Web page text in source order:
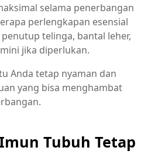
selama penerbangan
perlengkapan esensial
telinga, bantal leher,
jika diperlukan.
Anda tetap nyaman dan
yang bisa menghambat
Tubuh Tetap